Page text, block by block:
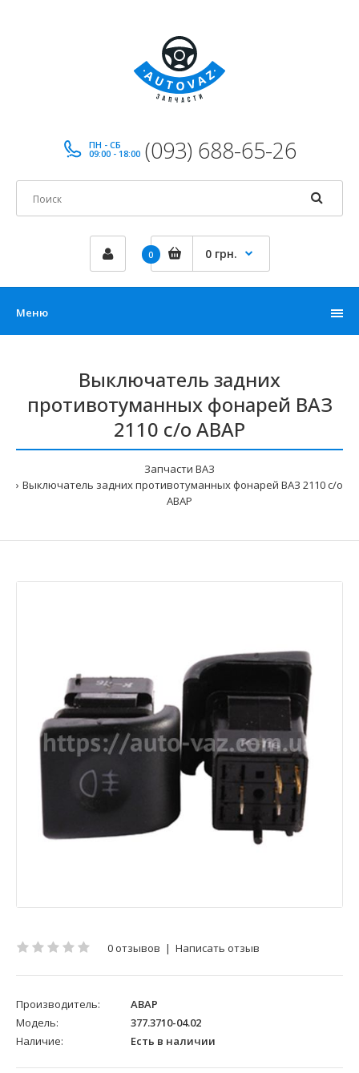
ПН - СБ
09:00 - 18:00 (093) 688-65-26
0 0 грн.
Меню
Выключатель задних
противотуманных фонарей ВАЗ
2110 с/о АВАР
Запчасти ВАЗ
Выключатель задних противотуманных фонарей ВАЗ 2110 с/о
АВАР
0 отзывов | Написать отзыв
Производитель:
АВАР
Модель:
377.3710-04.02
Наличие:
Есть в наличии